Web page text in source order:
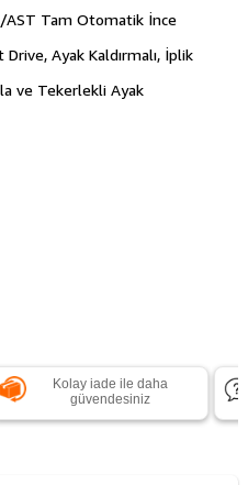
AST Tam Otomatik İnce
Ayak Kaldırmalı, İplik
ve Tekerlekli Ayak
Kolay iade ile daha
güvendesiniz